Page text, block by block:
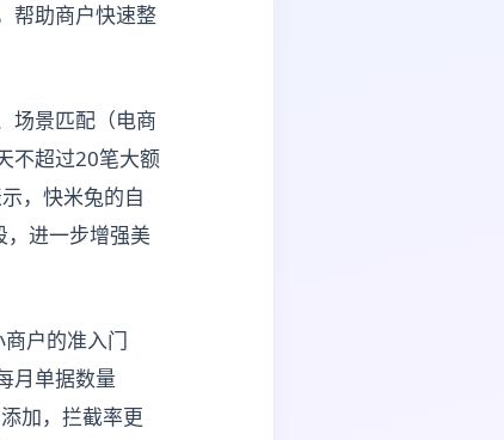
帮助商户快速整
场景匹配（电商
不超过20笔大额
，快米兔的自
，进一步增强美
户的准入门
月单据数量
加，拦截率更